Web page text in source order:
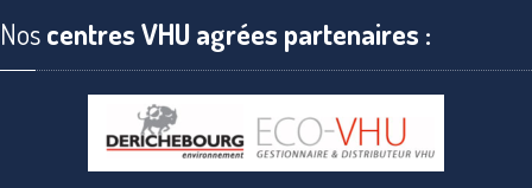
Noscentres VHU agrées partenaires :